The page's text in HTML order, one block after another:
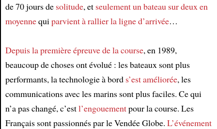
de 70 jours de solitude, et seulement un bateau sur deux en
moyennequiparvient à rallier la ligne d’arrivée…
Depuis la première épreuve de la course, en 1989,
beaucoup de choses ont évolué : les bateaux sont plus
performants, la technologie à bord s’est améliorée, les
communications avec les marins sont plus faciles. Ce qui
n’a pas changé, c’estl’engouementpour la course. Les
Français sont passionnés par le Vendée Globe. L’événement